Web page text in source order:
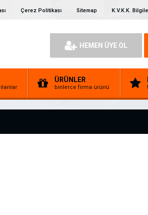
Çerez Politikası Sitemap K.V.K.K.
HEMEN ÜYE OL
ÜRÜNLER
binlerce firma ürünü